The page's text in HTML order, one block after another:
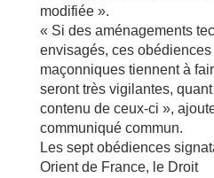
modifiée ».
« Si des aménagements
envisagés, ces obédiences
maçonniques tiennent à
seront très vigilantes,
contenu de ceux-ci »,
communiqué commun.
Les sept obédiences
Orient de France, le Droit